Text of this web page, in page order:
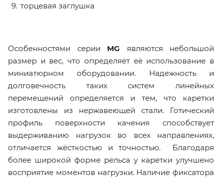
торцевая заглушка
Особенностями серии MG являются небольшой
размер и вес, что определяет её использование в
миниатюрном оборудовании. Надежность и
долговечность таких систем линейных
перемещений определяется и тем, что каретки
изготовлены из нержавеющей стали. Готический
профиль поверхности качения способствует
выдерживанию нагрузок во всех направлениях,
отличается жёсткостью и точностью. Благодаря
более широкой форме рельса у каретки улучшено
восприятие моментов нагрузки. Наличие фиксатора